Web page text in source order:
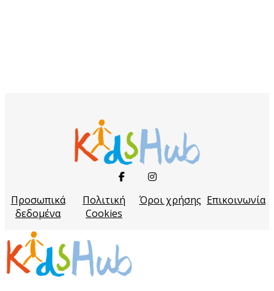
Προσωπικά
δεδομένα
Πολιτική
Cookies
Όροι χρήσης Επικοινωνία